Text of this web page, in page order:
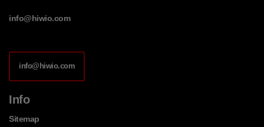
info@hiwio.com
info@hiwio.com
Info
Sitemap